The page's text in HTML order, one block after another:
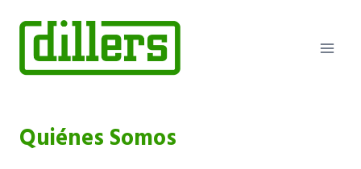
contenido
Quiénes Somos